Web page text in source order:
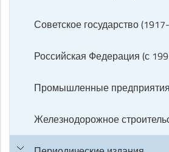
Советское государство
Российская Федерация (с
Промышленные предприятия
Железнодорожное